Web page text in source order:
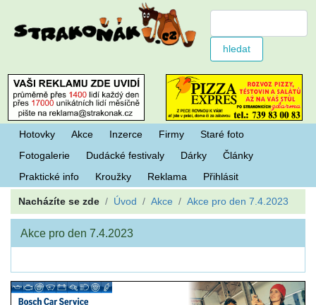
Hotovky Akce Inzerce Firmy
Staré foto
Fotogalerie
Dudácké festivaly Dárky
Články
Praktické info
Kroužky Reklama Přihlásit
Nacházíte se zde Úvod Akce Akce pro den 7.4.2023
Akce pro den 7.4.2023